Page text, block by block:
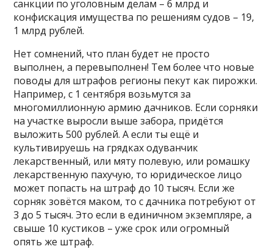
санкции по уголовным делам – 6 млрд и
конфискация имущества по решениям судов – 19,
1 млрд рублей.
Нет сомнений, что план будет не просто
выполнен, а перевыполнен! Тем более что новые
поводы для штрафов регионы пекут как пирожки.
Например, с 1 сентября возьмутся за
многомиллионную армию дачников. Если сорняки
на участке выросли выше забора, придётся
выложить 500 рублей. А если ты ещё и
культивируешь на грядках одуванчик
лекарственный, или мяту полевую, или ромашку
лекарственную пахучую, то юридическое лицо
может попасть на штраф до 10 тысяч. Если же
сорняк зовётся маком, то с дачника потребуют от
3 до 5 тысяч. Это если в единичном экземпляре, а
свыше 10 кустиков – уже срок или огромный
опять же штраф.